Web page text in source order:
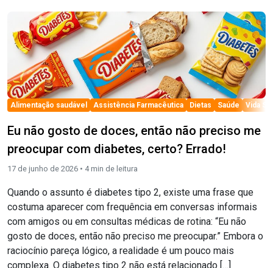
Alimentação saudável Assistência Farmacêutica Dietas Saúde Vida
Eu não gosto de doces, então não preciso me
preocupar com diabetes, certo? Errado!
17 de junho de 2026 • 4 min de leitura
Quando o assunto é diabetes tipo 2, existe uma frase que
costuma aparecer com frequência em conversas informais
com amigos ou em consultas médicas de rotina: “Eu não
gosto de doces, então não preciso me preocupar.” Embora o
raciocínio pareça lógico, a realidade é um pouco mais
complexa. O diabetes tipo 2 não está relacionado […]